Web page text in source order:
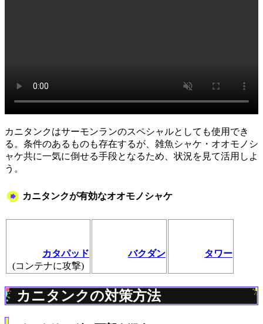
カニタンクはサーモンランのスペシャルとしても使用でき
る。条件のあるものも存在するが、雑魚シャケ・オオモノシ
ャケ共に一気に倒せる手段となるため、状況を見て活用しよ
う。
カニタンクが有効なオオモノシャケ
カタパッド
(コンテナに攻撃)
バクダン タワー
カニタンクの対策方法